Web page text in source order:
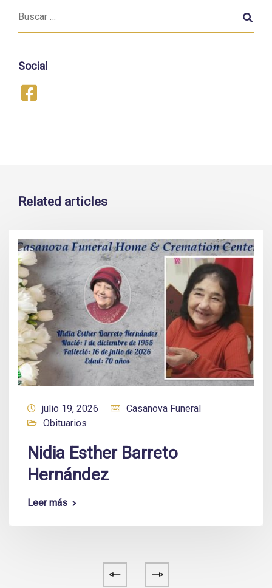
Social
Related articles
julio 19, 2026
Casanova Funeral
Obituarios
Nidia Esther Barreto
Hernández
Leer más